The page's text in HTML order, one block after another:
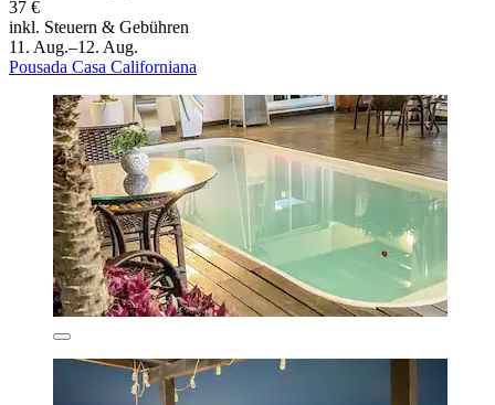
37 €
inkl. Steuern & Gebühren
11. Aug.–12. Aug.
Pousada Casa Californiana